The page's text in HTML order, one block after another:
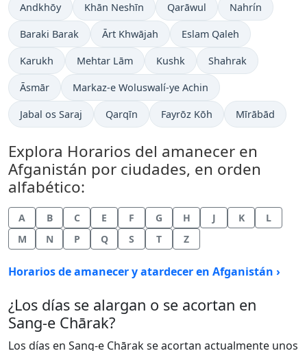
Andkhōy Khān Neshīn Qarāwul Nahrín
Baraki Barak Ārt Khwājah Eslam Qaleh
Karukh Mehtar Lām Kushk Shahrak
Āsmār Markaz-e Woluswalí-ye Achin
Jabal os Saraj Qarqīn Fayrōz Kōh Mīrābād
Explora Horarios del amanecer en
Afganistán por ciudades, en orden
alfabético:
A B C E F G H J K
L
M
N P Q S T Z
Horarios de amanecer y atardecer en Afganistán ›
¿Los días se alargan o se acortan en
Sang-e Chārak?
Los días en Sang-e Chārak se acortan actualmente unos